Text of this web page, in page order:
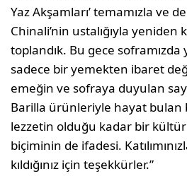
Yaz Akşamları’ temamızla ve
Chinali’nin ustalığıyla
toplandık. Bu gece
sadece bir yemekten ibaret
emeğin ve sofraya duyulan
Barilla ürünleriyle hayat bulan
lezzetin olduğu kadar bir
biçiminin de ifadesi.
kıldığınız için teşekkürler.”